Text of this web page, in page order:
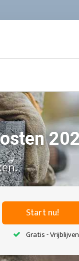
Start nu!
Gratis -